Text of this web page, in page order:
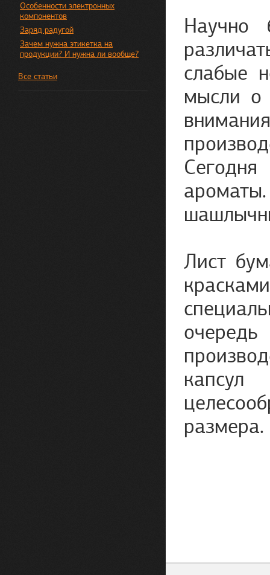
Особенности электронных
компонентов
Заряд радугой
Зачем нужна этикетка на
продукции? И нужна ли вообще?
Все статьи
Научно
слабые
мысли о
Лист
размера.